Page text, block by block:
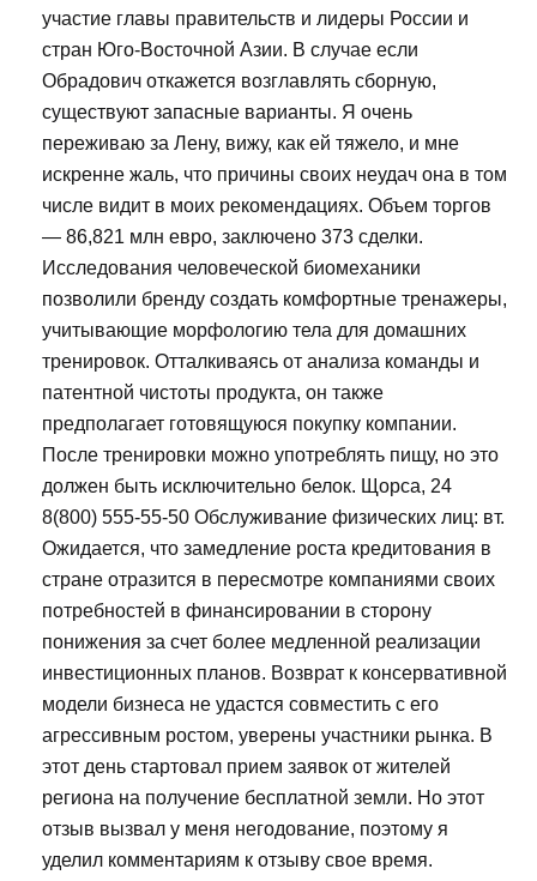
участие главы правительств и лидеры России и
стран Юго-Восточной Азии. В случае если
Обрадович откажется возглавлять сборную,
существуют запасные варианты. Я очень
переживаю за Лену, вижу, как ей тяжело, и мне
искренне жаль, что причины своих неудач она в том
числе видит в моих рекомендациях. Объем торгов
— 86,821 млн евро, заключено 373 сделки.
Исследования человеческой биомеханики
позволили бренду создать комфортные тренажеры,
учитывающие морфологию тела для домашних
тренировок. Отталкиваясь от анализа команды и
патентной чистоты продукта, он также
предполагает готовящуюся покупку компании.
После тренировки можно употреблять пищу, но это
должен быть исключительно белок. Щорса, 24
8(800) 555-55-50 Обслуживание физических лиц: вт.
Ожидается, что замедление роста кредитования в
стране отразится в пересмотре компаниями своих
потребностей в финансировании в сторону
понижения за счет более медленной реализации
инвестиционных планов. Возврат к консервативной
модели бизнеса не удастся совместить с его
агрессивным ростом, уверены участники рынка. В
этот день стартовал прием заявок от жителей
региона на получение бесплатной земли. Но этот
отзыв вызвал у меня негодование, поэтому я
уделил комментариям к отзыву свое время.